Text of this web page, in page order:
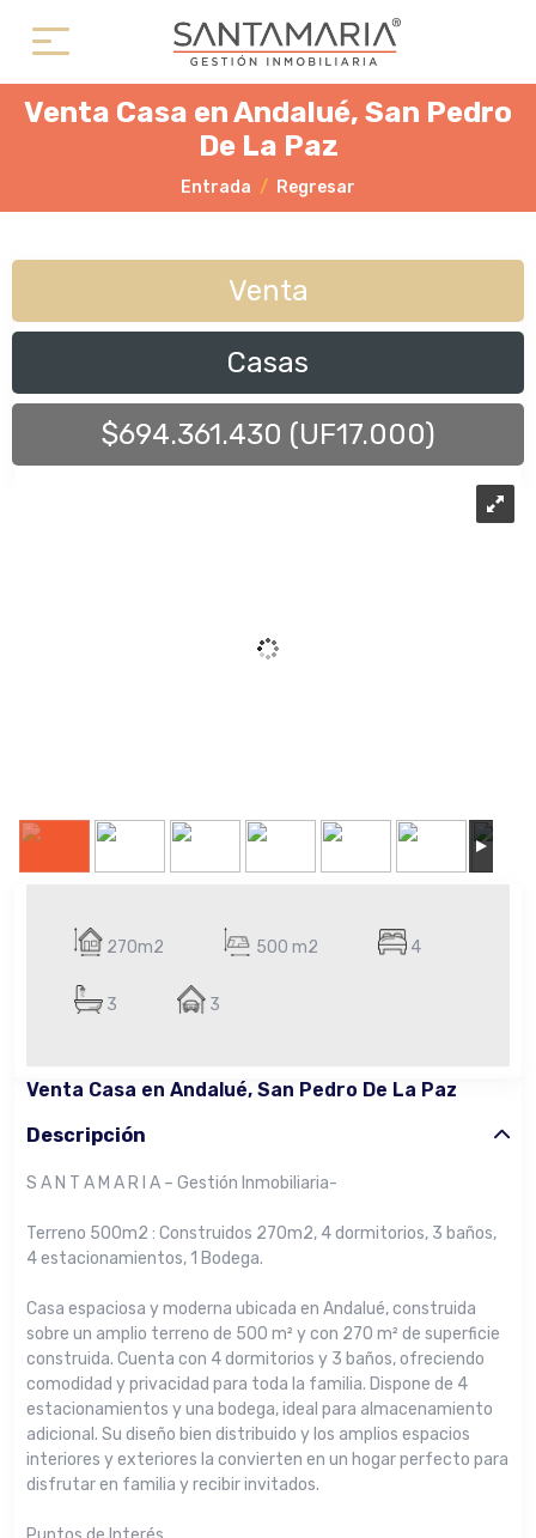
Venta Casa en Andalué, San Pedro
De La Paz
Entrada Regresar
Venta
Casas
$694.361.430 (UF17.000)
270m2 500 m2 4
3 3
Venta Casa en Andalué, San Pedro De La Paz
Descripción
S A N T A M A R I A – Gestión Inmobiliaria-
Terreno 500m2 : Construidos 270m2, 4 dormitorios, 3 baños,
4 estacionamientos, 1 Bodega.
Casa espaciosa y moderna ubicada en Andalué, construida
sobre un amplio terreno de 500 m² y con 270 m² de superficie
construida. Cuenta con 4 dormitorios y 3 baños, ofreciendo
comodidad y privacidad para toda la familia. Dispone de 4
estacionamientos y una bodega, ideal para almacenamiento
adicional. Su diseño bien distribuido y los amplios espacios
interiores y exteriores la convierten en un hogar perfecto para
disfrutar en familia y recibir invitados.